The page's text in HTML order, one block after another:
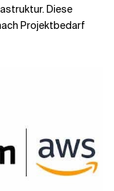
Diese
Projektbedarf